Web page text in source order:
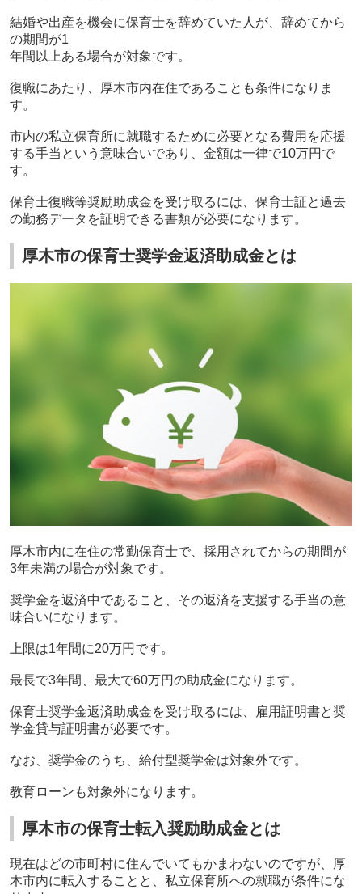
結婚や出産を機会に保育士を辞めていた人が、辞めてから
の期間が1
年間以上ある場合が対象です。
復職にあたり、厚木市内在住であることも条件になりま
す。
市内の私立保育所に就職するために必要となる費用を応援
する手当という意味合いであり、金額は一律で10万円で
す。
保育士復職等奨励助成金を受け取るには、保育士証と過去
の勤務データを証明できる書類が必要になります。
厚木市の保育士奨学金返済助成金とは
厚木市内に在住の常勤保育士で、採用されてからの期間が
3年未満の場合が対象です。
奨学金を返済中であること、その返済を支援する手当の意
味合いになります。
上限は1年間に20万円です。
最長で3年間、最大で60万円の助成金になります。
保育士奨学金返済助成金を受け取るには、雇用証明書と奨
学金貸与証明書が必要です。
なお、奨学金のうち、給付型奨学金は対象外です。
教育ローンも対象外になります。
厚木市の保育士転入奨励助成金とは
現在はどの市町村に住んでいてもかまわないのですが、厚
木市内に転入することと、私立保育所への就職が条件にな